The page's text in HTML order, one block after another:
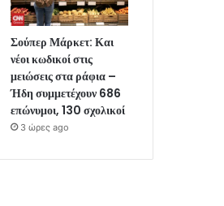
Σούπερ Μάρκετ: Και
νέοι κωδικοί στις
μειώσεις στα ράφια –
Ήδη συμμετέχουν 686
επώνυμοι, 130 σχολικοί
3 ώρες ago